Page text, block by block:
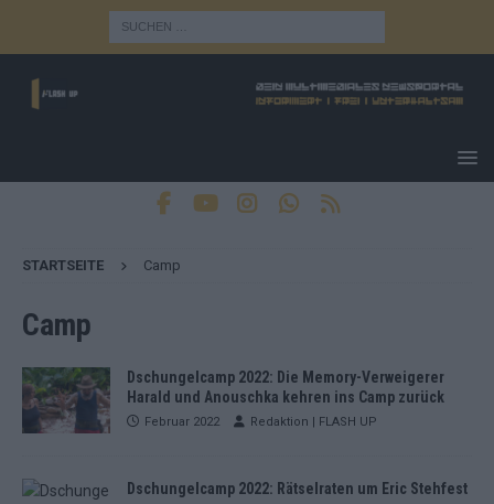
STARTSEITE Camp
Camp
Dschungelcamp 2022: Die Memory-Verweigerer
Harald und Anouschka kehren ins Camp zurück
Februar 2022 Redaktion | FLASH UP
Dschungelcamp 2022: Rätselraten um Eric Stehfest